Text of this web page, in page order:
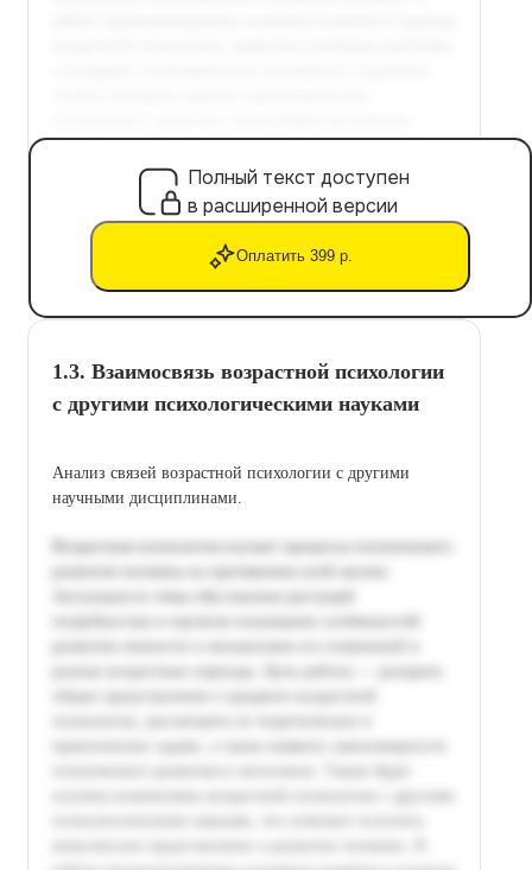
Полный текст доступен
в расширенной версии
Оплатить 399 р.
1.3. Взаимосвязь возрастной психологии
с другими психологическими науками
Анализ связей возрастной психологии с другими
научными дисциплинами.